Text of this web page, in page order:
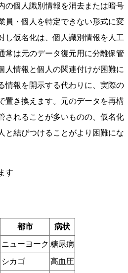
の個人識別情報を消去または暗号
員・個人を特定できない形式に変
し仮名化は、個人識別情報を人工
常は元のデータ復元用に分離保管
人情報と個人の関連付けが困難に
情報を開示する代わりに、実際の
置き換えます。元のデータを再構
されることが多いものの、仮名化
と結びつけることがより困難にな
す
都市 病状
ニューヨーク 糖尿病
シカゴ 高血圧